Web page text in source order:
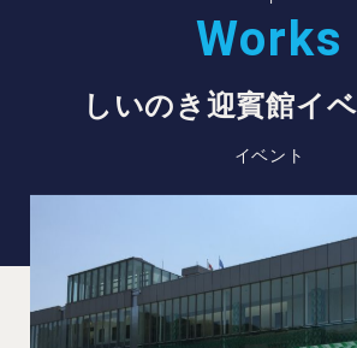
Works
しいのき迎賓館イ
イベント